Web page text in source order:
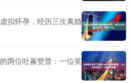
拟怀孕，经历三次离婚
两位吐蕃赞普：一位英